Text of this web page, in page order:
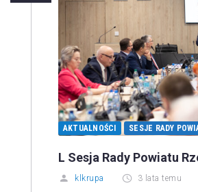
AKTUALNOŚCI SESJE RADY
L Sesja Rady Powiatu
klkrupa 3 lata temu